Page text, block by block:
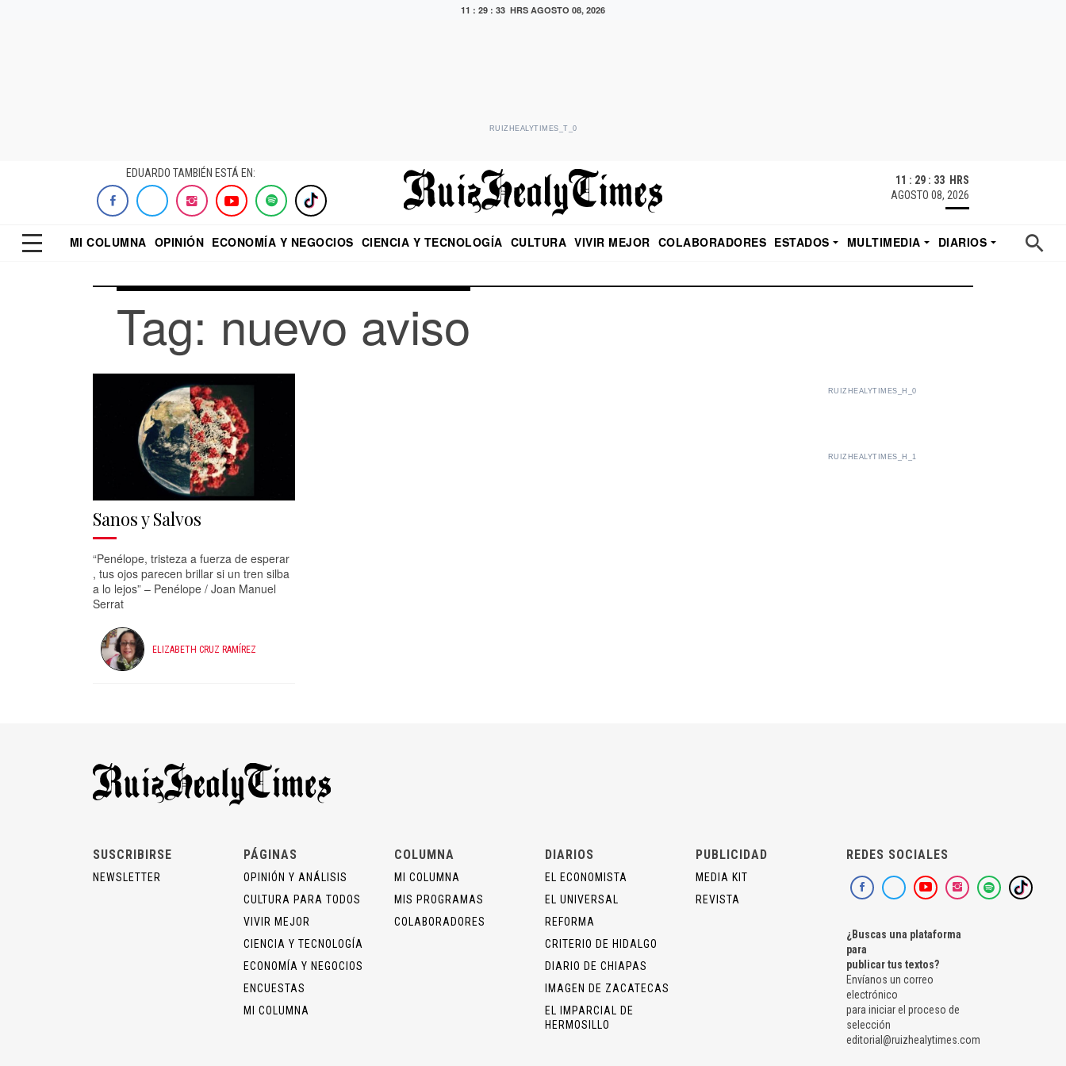
11 : 29 : 33 HRS AGOSTO 08, 2026
RUIZHEALYTIMES_T_0
EDUARDO TAMBIÉN ESTÁ EN:
11 : 29 : 33 HRS
AGOSTO 08, 2026
MI COLUMNA OPINIÓN ECONOMÍA Y NEGOCIOS CIENCIA Y TECNOLOGÍA CULTURA VIVIR MEJOR COLABORADORES ESTADOS MULTIMEDIA
DIARIOS
Tag: nuevo aviso
Sanos y Salvos
“Penélope, tristeza a fuerza de esperar
, tus ojos parecen brillar si un tren silba
a lo lejos” – Penélope / Joan Manuel
Serrat
ELIZABETH CRUZ RAMÍREZ
RUIZHEALYTIMES_H_0
RUIZHEALYTIMES_H_1
SUSCRIBIRSE
NEWSLETTER
PÁGINAS
OPINIÓN Y ANÁLISIS
CULTURA PARA TODOS
VIVIR MEJOR
CIENCIA Y TECNOLOGÍA
ECONOMÍA Y NEGOCIOS
ENCUESTAS
MI COLUMNA
COLUMNA
MI COLUMNA
MIS PROGRAMAS
COLABORADORES
DIARIOS
EL ECONOMISTA
EL UNIVERSAL
REFORMA
CRITERIO DE HIDALGO
DIARIO DE CHIAPAS
IMAGEN DE ZACATECAS
EL IMPARCIAL DE
HERMOSILLO
PUBLICIDAD
MEDIA KIT
REVISTA
REDES SOCIALES
¿Buscas una plataforma
para
publicar tus textos?
Envíanos un correo
electrónico
para iniciar el proceso de
selección
editorial@ruizhealytimes.com